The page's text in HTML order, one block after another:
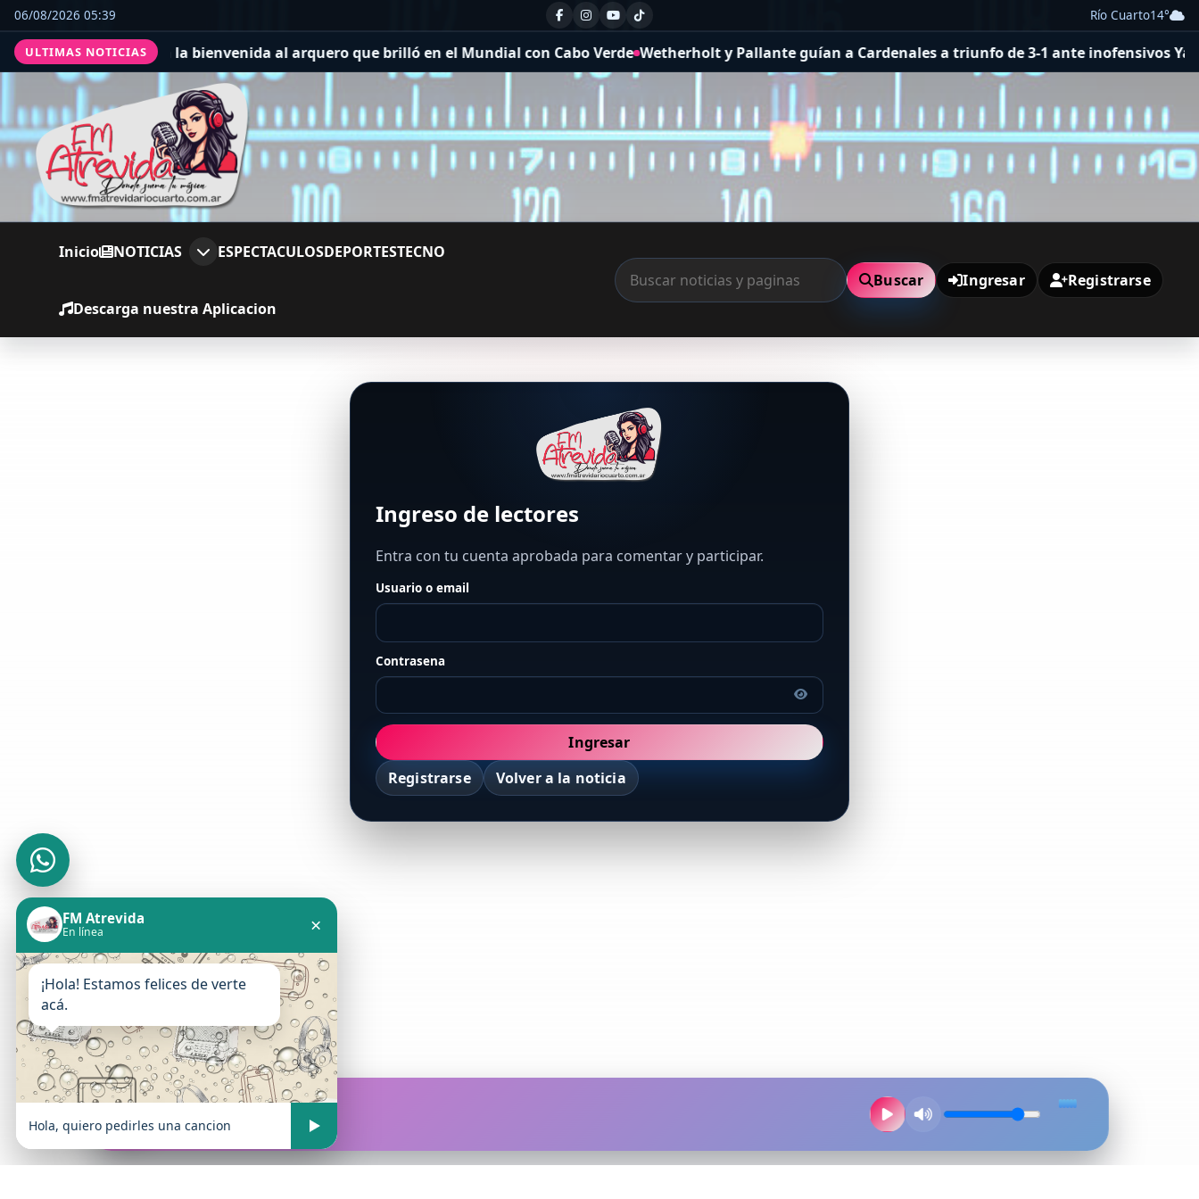
06/08/2026 05:39 Río Cuarto14°
ULTIMAS NOTICIAS
le dieron la bienvenida al arquero que brilló en el Mundial con Cabo Verde Wetherholt y Pallante guían a Cardenales a triunfo de 3-1 ante inofensivos Yankees
Inicio NOTICIAS ESPECTACULOSDEPORTESTECNO
Descarga nuestra Aplicacion
Buscar Ingresar Registrarse
Ingreso de lectores
Entra con tu cuenta aprobada para comentar y participar.
Usuario o email
Contrasena
Ingresar
Registrarse
Volver a la noticia
FM Atrevida
En vivo
FM Atrevida
En línea ×
¡Hola! Estamos felices de verte
acá.